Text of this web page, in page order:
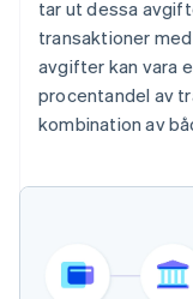
tar ut dessa
transaktioner
avgifter kan vara
procentandel av
kombination av